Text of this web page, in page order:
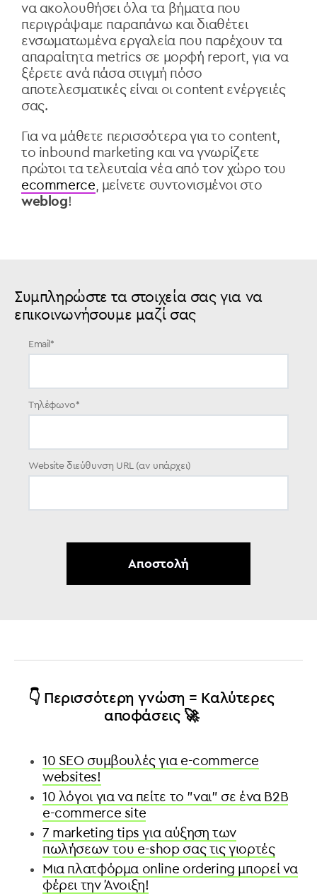
να ακολουθήσει όλα τα βήματα που
περιγράψαμε παραπάνω και διαθέτει
ενσωματωμένα εργαλεία που παρέχουν τα
απαραίτητα metrics σε μορφή report, για να
ξέρετε ανά πάσα στιγμή πόσο
αποτελεσματικές είναι οι content ενέργειές
σας.
Για να μάθετε περισσότερα για το content,
το inbound marketing και να γνωρίζετε
πρώτοι τα τελευταία νέα από τον χώρο του
ecommerce , μείνετε συντονισμένοι στο
weblog!
Συμπληρώστε τα στοιχεία σας για να
επικοινωνήσουμε μαζί σας
Email *
Τηλέφωνο*
Website διεύθυνση URL (αν υπάρχει)
👇 Περισσότερη γνώση = Καλύτερες
αποφάσεις 🚀
10 SEO συμβουλές για e-commerce
websites!
10 λόγοι για να πείτε το "ναι" σε ένα B2B
e-commerce site
7 marketing tips για αύξηση των
πωλήσεων του e-shop σας τις γιορτές
Μια πλατφόρμα online ordering μπορεί να
φέρει την Άνοιξη!